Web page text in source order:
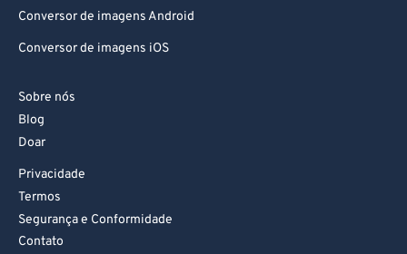
Conversor de imagens Android
Conversor de imagens iOS
Sobre nós
Blog
Doar
Privacidade
Termos
Segurança e Conformidade
Contato